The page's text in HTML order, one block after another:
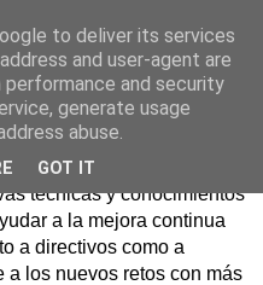
- Nuevo
la lectura de libros
técnicas y conocimientos
a la mejora continua
a directivos como a
a los nuevos retos con más
to deliver its services
and user-agent are
and security
generate usage
abuse.
GOT IT